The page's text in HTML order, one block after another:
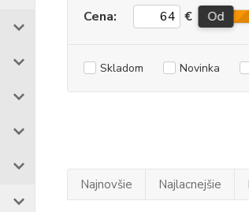
Cena: € Od
Skladom Novinka
Najnovšie Najlacnejšie